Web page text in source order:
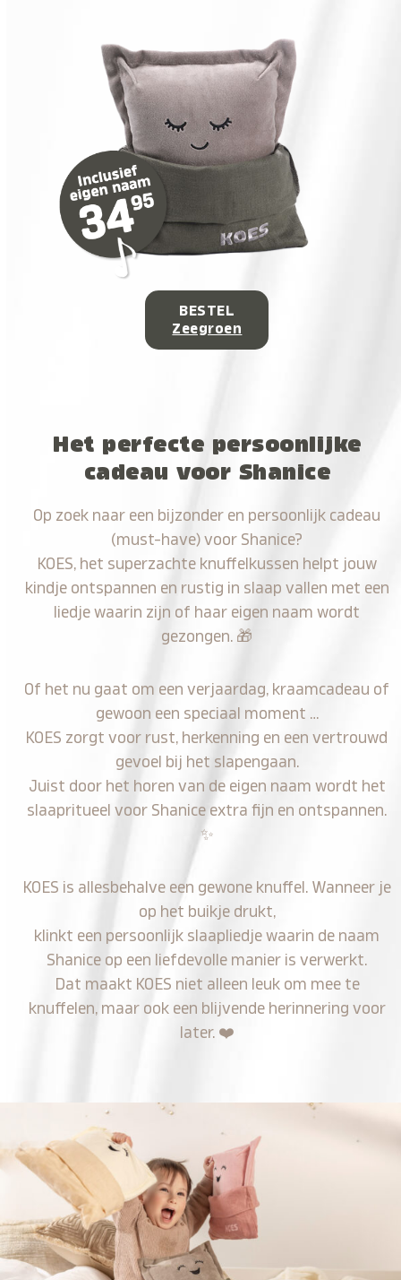
BESTEL
Zeegroen
Het perfecte persoonlijke
cadeau voor Shanice
Op zoek naar een bijzonder en persoonlijk cadeau
(must-have) voor Shanice?
KOES, het superzachte knuffelkussen helpt jouw
kindje ontspannen en rustig in slaap vallen met een
liedje waarin zijn of haar eigen naam wordt
gezongen. 🎁
Of het nu gaat om een verjaardag, kraamcadeau of
gewoon een speciaal moment …
KOES zorgt voor rust, herkenning en een vertrouwd
gevoel bij het slapengaan.
Juist door het horen van de eigen naam wordt het
slaapritueel voor Shanice extra fijn en ontspannen.
✨
KOES is allesbehalve een gewone knuffel. Wanneer je
op het buikje drukt,
klinkt een persoonlijk slaapliedje waarin de naam
Shanice op een liefdevolle manier is verwerkt.
Dat maakt KOES niet alleen leuk om mee te
knuffelen, maar ook een blijvende herinnering voor
later. ❤️